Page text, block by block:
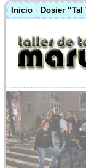
Inicio Dosier “Tal